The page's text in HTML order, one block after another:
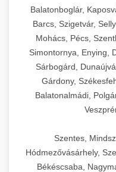
Balatonboglár,
Barcs, Szigetvár,
Mohács, Pécs,
Simontornya, Enying,
Sárbogárd,
Gárdony,
Balatonalmádi,
Szentes,
Hódmezővásárhely,
Békéscsaba,